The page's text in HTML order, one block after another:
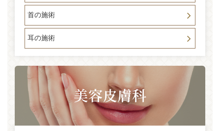
首の施術
耳の施術